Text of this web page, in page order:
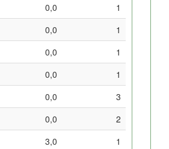
0,0
1
0,0
1
0,0
1
0,0
1
0,0
3
0,0
2
3,0
1